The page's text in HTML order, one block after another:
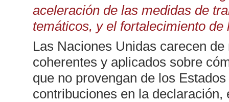
aceleración de las medidas de
temáticos, y el fortalecimiento
Las Naciones Unidas carecen
coherentes y aplicados sobre
que no provengan de los
contribuciones en la